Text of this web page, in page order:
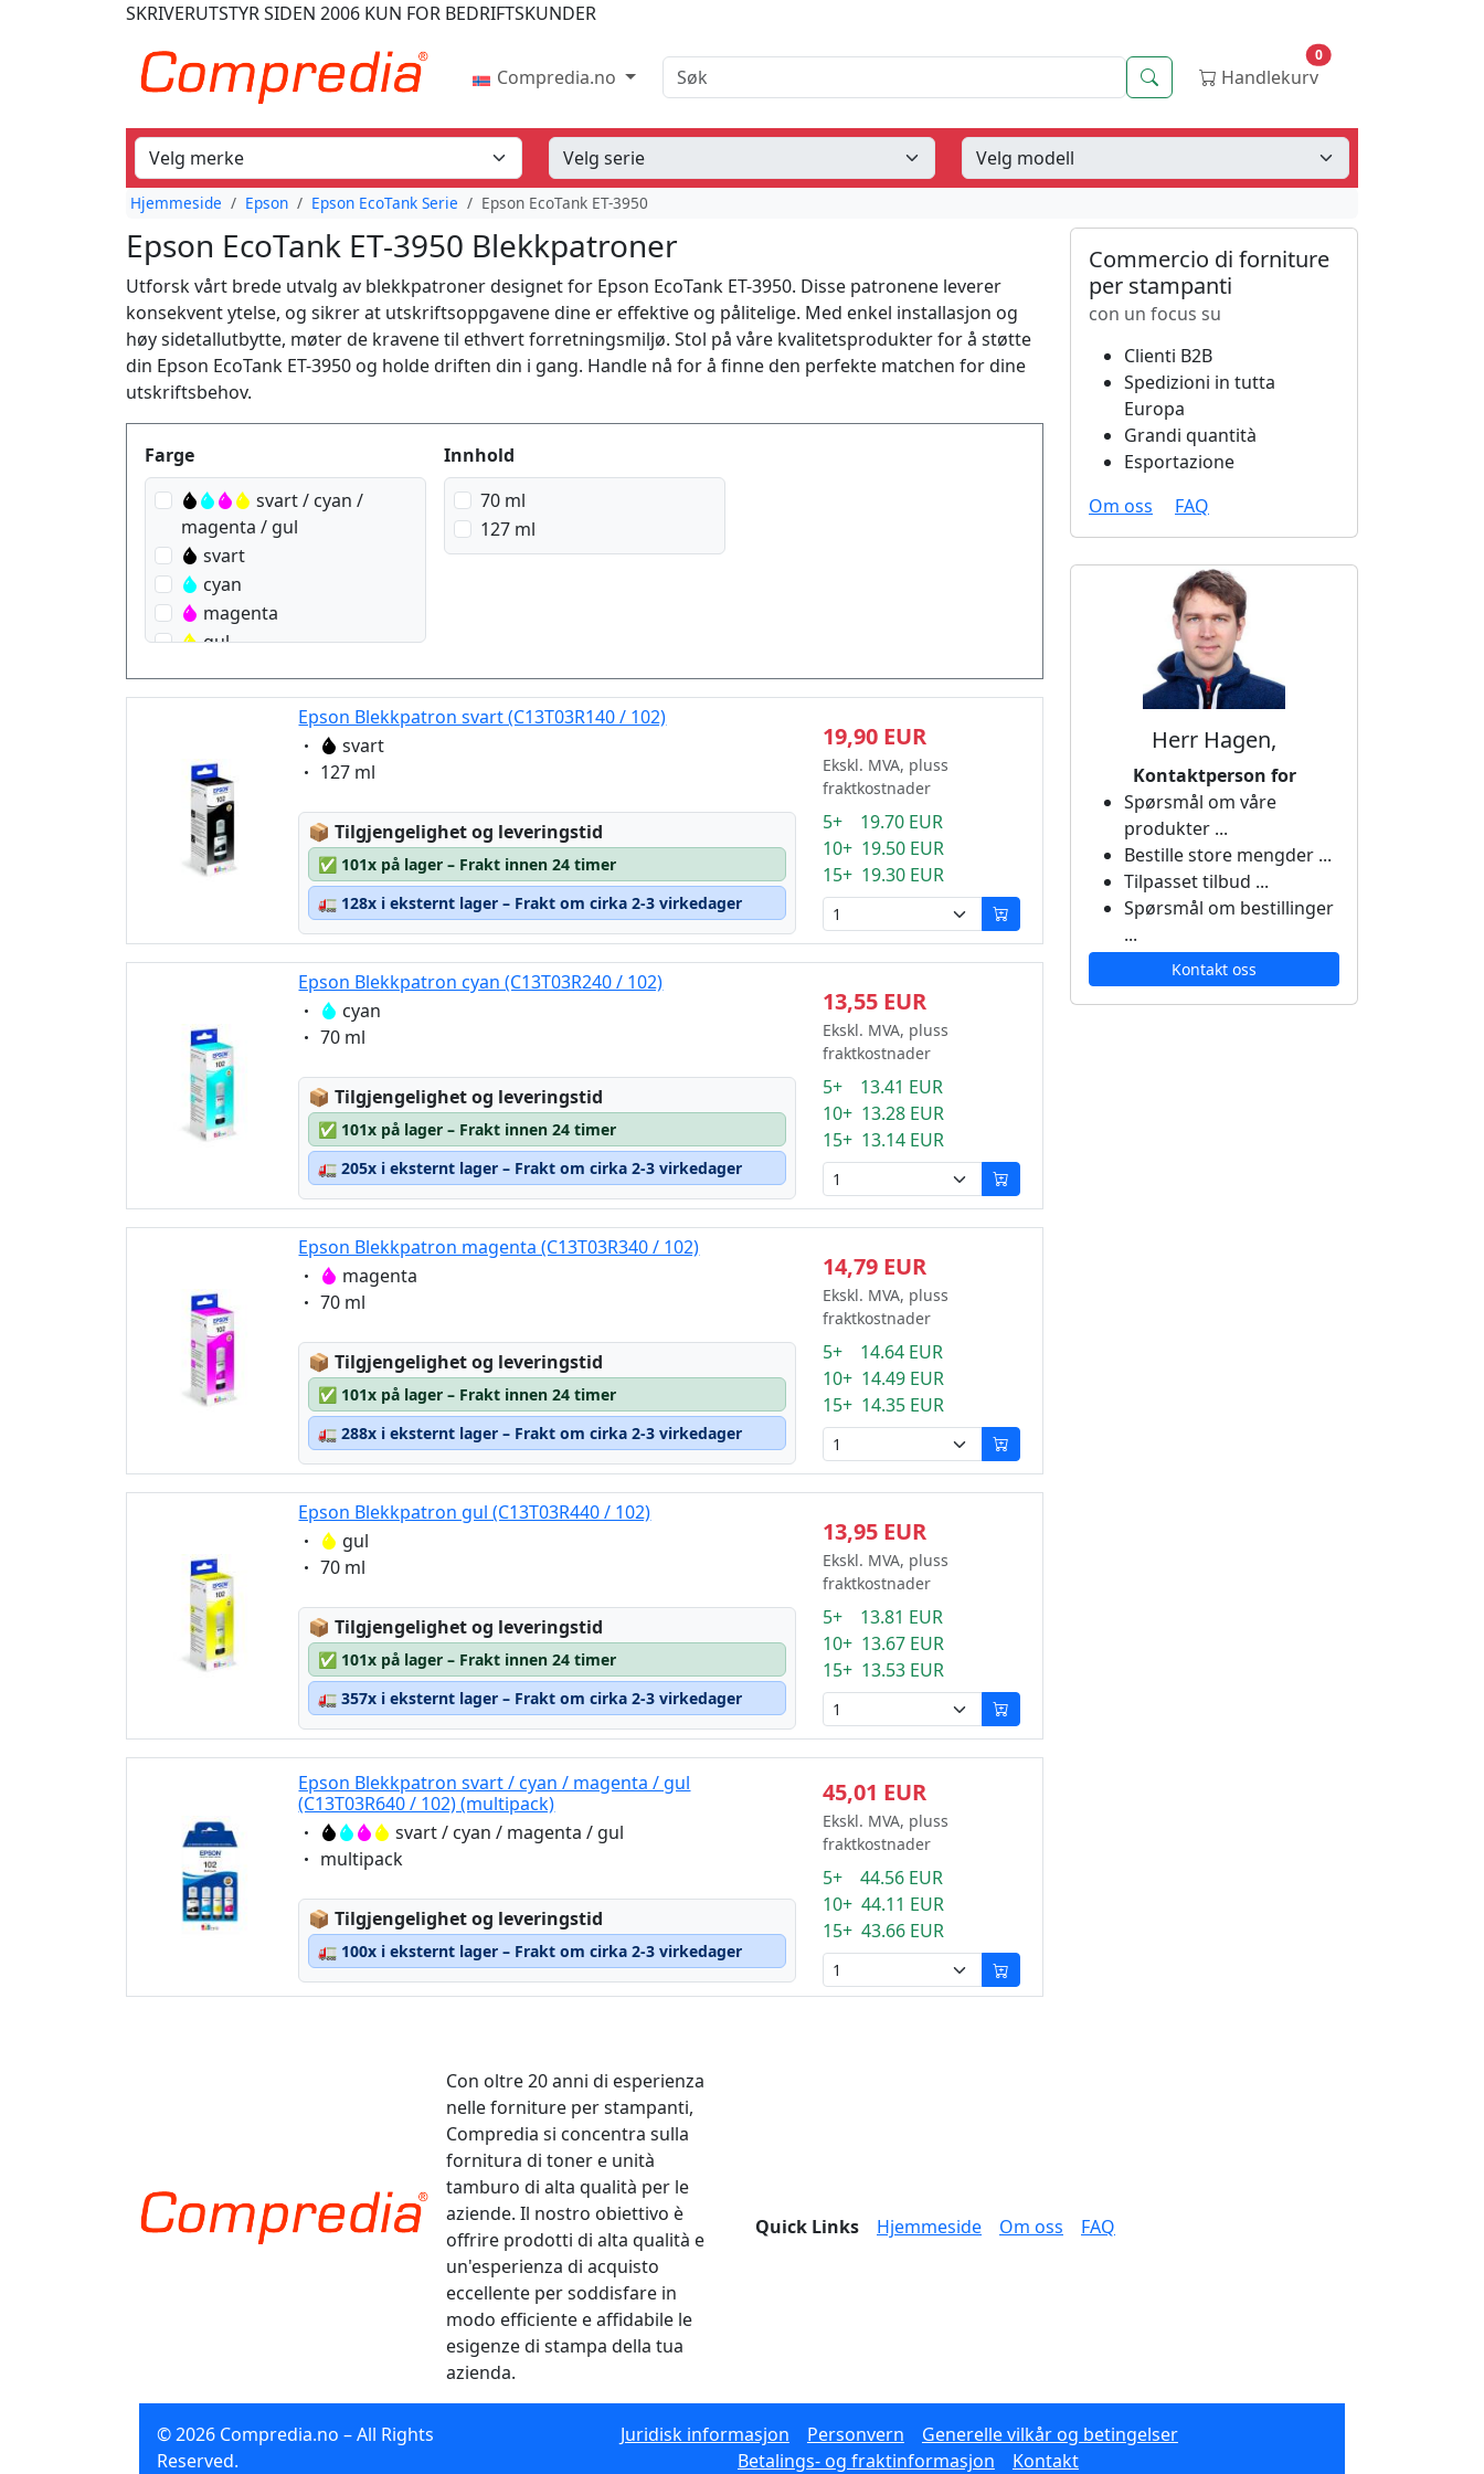
SKRIVERUTSTYRSIDEN 2006 KUN FOR BEDRIFTSKUNDER
Compredia.no Søk Handlekurv
0
Hjemmeside Epson Epson EcoTank Serie Epson EcoTank ET-3950
Epson EcoTank ET-3950 Blekkpatroner
Utforsk vårt brede utvalg av blekkpatroner designet for Epson EcoTank ET-3950. Disse patronene leverer
konsekvent ytelse, og sikrer at utskriftsoppgavene dine er effektive og pålitelige. Med enkel installasjon og
høy sidetallutbytte, møter de kravene til ethvert forretningsmiljø. Stol på våre kvalitetsprodukter for å støtte
din Epson EcoTank ET-3950 og holde driften din i gang. Handle nå for å finne den perfekte matchen for dine
utskriftsbehov.
Produktfilter
Farge
svart / cyan /
magenta / gul
svart
cyan
magenta
gul
Innhold
70 ml
127 ml
Epson Blekkpatron svart (C13T03R140 / 102)
Eigenschaft:
svart
Eigenschaft:
127 ml
📦Lagerstatus:
Tilgjengelighet og leveringstid
✅ 101x på lager – Frakt innen 24 timer
🚛 128x i eksternt lager – Frakt om cirka 2-3 virkedager
19,90 EUR
Ekskl. MVA, pluss
fraktkostnader
5+ 19.70 EUR
10+ 19.50 EUR
15+ 19.30 EUR
Epson Blekkpatron cyan (C13T03R240 / 102)
Eigenschaft:
cyan
Eigenschaft:
70 ml
📦Lagerstatus:
Tilgjengelighet og leveringstid
✅ 101x på lager – Frakt innen 24 timer
🚛 205x i eksternt lager – Frakt om cirka 2-3 virkedager
13,55 EUR
Ekskl. MVA, pluss
fraktkostnader
5+ 13.41 EUR
10+ 13.28 EUR
15+ 13.14 EUR
Epson Blekkpatron magenta (C13T03R340 / 102)
Eigenschaft:
magenta
Eigenschaft:
70 ml
📦Lagerstatus:
Tilgjengelighet og leveringstid
✅ 101x på lager – Frakt innen 24 timer
🚛 288x i eksternt lager – Frakt om cirka 2-3 virkedager
14,79 EUR
Ekskl. MVA, pluss
fraktkostnader
5+ 14.64 EUR
10+ 14.49 EUR
15+ 14.35 EUR
Epson Blekkpatron gul (C13T03R440 / 102)
Eigenschaft:
gul
Eigenschaft:
70 ml
📦Lagerstatus:
Tilgjengelighet og leveringstid
✅ 101x på lager – Frakt innen 24 timer
🚛 357x i eksternt lager – Frakt om cirka 2-3 virkedager
13,95 EUR
Ekskl. MVA, pluss
fraktkostnader
5+ 13.81 EUR
10+ 13.67 EUR
15+ 13.53 EUR
Epson Blekkpatron svart / cyan / magenta / gul
(C13T03R640 / 102) (multipack)
Eigenschaft:svart / cyan / magenta / gul
Eigenschaft:
multipack
📦Lagerstatus:
Tilgjengelighet og leveringstid
🚛 100x i eksternt lager – Frakt om cirka 2-3 virkedager
45,01 EUR
Ekskl. MVA, pluss
fraktkostnader
5+ 44.56 EUR
10+ 44.11 EUR
15+ 43.66 EUR
Commercio di forniture
per stampanti
con un focus su
Clienti B2B
Spedizioni in tutta
Europa
Grandi quantità
Esportazione
Om oss
FAQ
Herr Hagen,
Kontaktperson for
Spørsmål om våre
produkter ...
Bestille store mengder ...
Tilpasset tilbud ...
Spørsmål om bestillinger
...
Kontakt oss
Con oltre 20 anni di esperienza
nelle forniture per stampanti,
Compredia si concentra sulla
fornitura di toner e unità
tamburo di alta qualità per le
aziende. Il nostro obiettivo è
offrire prodotti di alta qualità e
un'esperienza di acquisto
eccellente per soddisfare in
modo efficiente e affidabile le
esigenze di stampa della tua
azienda.
Quick Links Hjemmeside Om oss FAQ
© 2026 Compredia.no – All Rights
Reserved.
Juridisk informasjon Personvern
Generelle vilkår og betingelser
Betalings- og fraktinformasjon
Kontakt